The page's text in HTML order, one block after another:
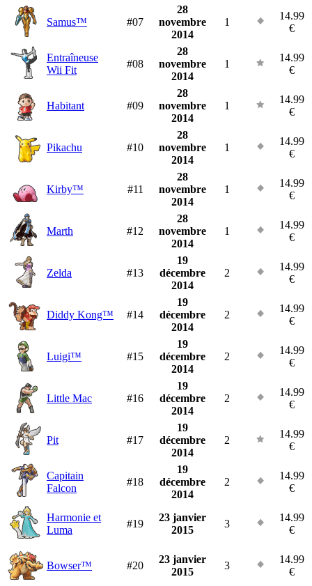
Samus™ #07
28
novembre
2014
1
14.99
€
Entraîneuse
Wii Fit
#08
28
novembre
2014
1
14.99
€
Habitant #09
28
novembre
2014
1
14.99
€
Pikachu #10
28
novembre
2014
1
14.99
€
Kirby™ #11
28
novembre
2014
1
14.99
€
Marth #12
28
novembre
2014
1
14.99
€
Zelda #13
19
décembre
2014
2
14.99
€
Diddy Kong™ #14
19
décembre
2014
2
14.99
€
Luigi™ #15
19
décembre
2014
2
14.99
€
Little Mac #16
19
décembre
2014
2
14.99
€
Pit #17
19
décembre
2014
2
14.99
€
Capitain
Falcon
#18
19
décembre
2014
2
14.99
€
Harmonie et
Luma
#19
23 janvier
2015
3
14.99
€
Bowser™ #20
23 janvier
2015
3
14.99
€